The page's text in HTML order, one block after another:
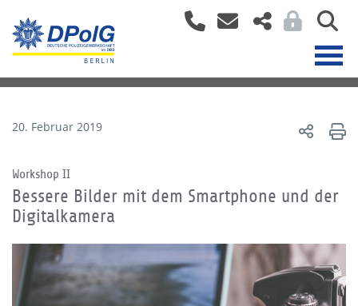
20. Februar 2019
Workshop II
Bessere Bilder mit dem Smartphone und der
Digitalkamera